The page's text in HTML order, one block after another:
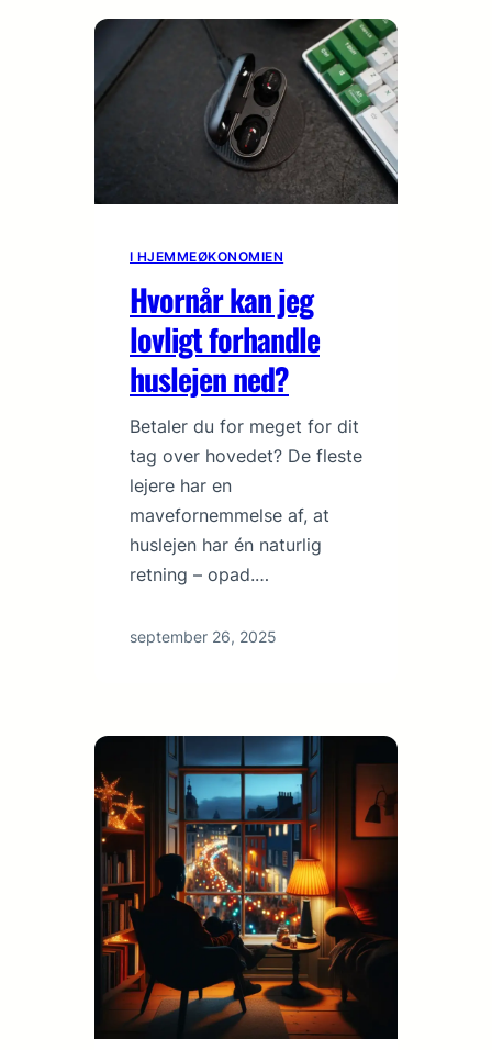
I HJEMMEØKONOMIEN
Hvornår kan jeg
lovligt forhandle
huslejen ned?
Betaler du for meget for dit
tag over hovedet? De fleste
lejere har en
mavefornemmelse af, at
huslejen har én naturlig
retning – opad.…
september 26, 2025